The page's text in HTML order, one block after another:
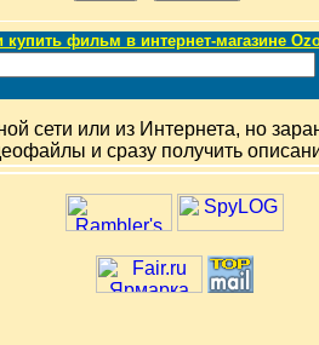
купить фильм в интернет-магазине
сети или из Интернета, но
и сразу получить